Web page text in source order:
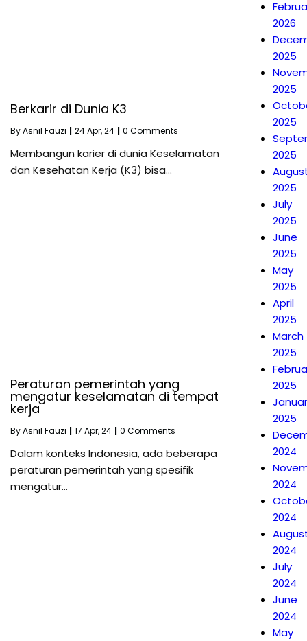
Berkarir di Dunia K3
ByAsnil Fauzi | 24Apr, 24 | 0 Comments
Membangun karier di dunia Keselamatan
dan Kesehatan Kerja (K3) bisa…
Peraturan pemerintah yang
mengatur keselamatan di tempat
kerja
ByAsnil Fauzi | 17 Apr, 24 | 0 Comments
Dalam konteks Indonesia, ada beberapa
peraturan pemerintah yang spesifik
mengatur…
2026
2025
2025
2025
2025
2025
July
2025
June
2025
May
2025
April
2025
March
2025
2025
2025
2024
2024
2024
2024
July
2024
June
2024
May